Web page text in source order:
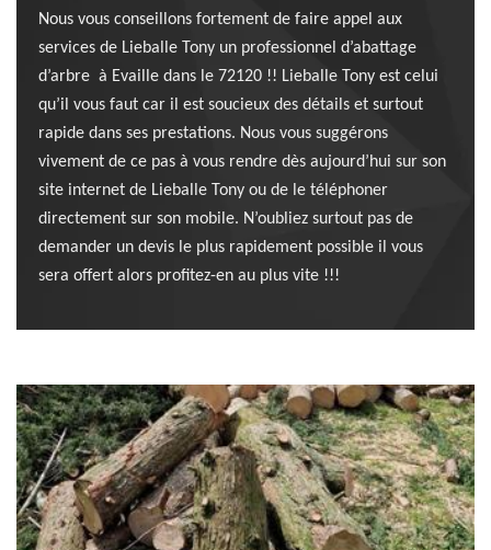
Nous vous conseillons fortement de faire appel aux
services de Lieballe Tony un professionnel d’abattage
d’arbre à Evaille dans le 72120 !! Lieballe Tony est celui
qu’il vous faut car il est soucieux des détails et surtout
rapide dans ses prestations. Nous vous suggérons
vivement de ce pas à vous rendre dès aujourd’hui sur son
site internet de Lieballe Tony ou de le téléphoner
directement sur son mobile. N’oubliez surtout pas de
demander un devis le plus rapidement possible il vous
sera offert alors profitez-en au plus vite !!!